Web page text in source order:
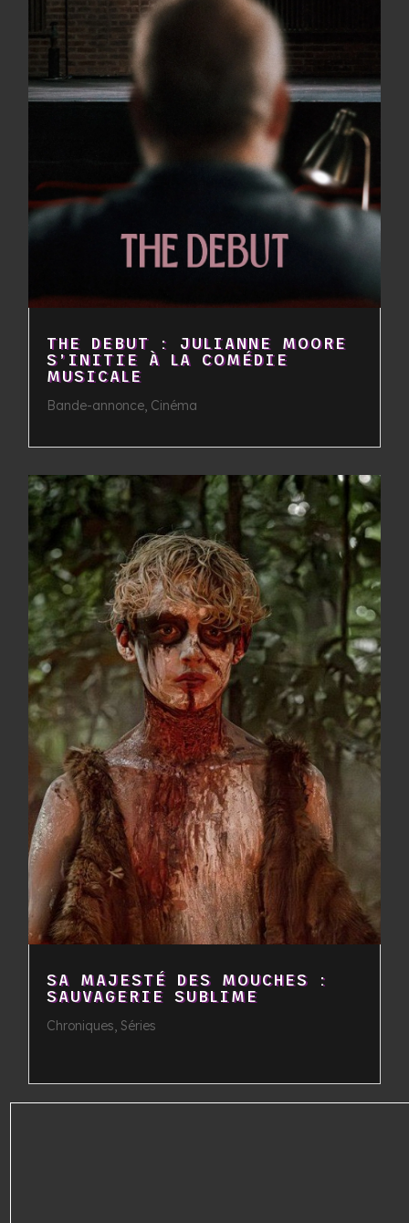
THE DEBUT : JULIANNE MOORE
S’INITIE À LA COMÉDIE
MUSICALE
Bande-annonce, Cinéma
SA MAJESTÉ DES MOUCHES :
SAUVAGERIE SUBLIME
Chroniques, Séries